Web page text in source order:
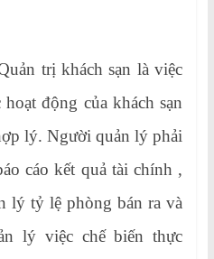
trị khách sạn là việc
động của khách sạn
lý. Người quản lý phải
cáo kết quả tài chính ,
lý tỷ lệ phòng bán ra và
lý việc chế biến thực